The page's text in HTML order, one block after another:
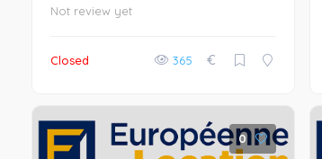
Not review yet
Closed 365 €
0